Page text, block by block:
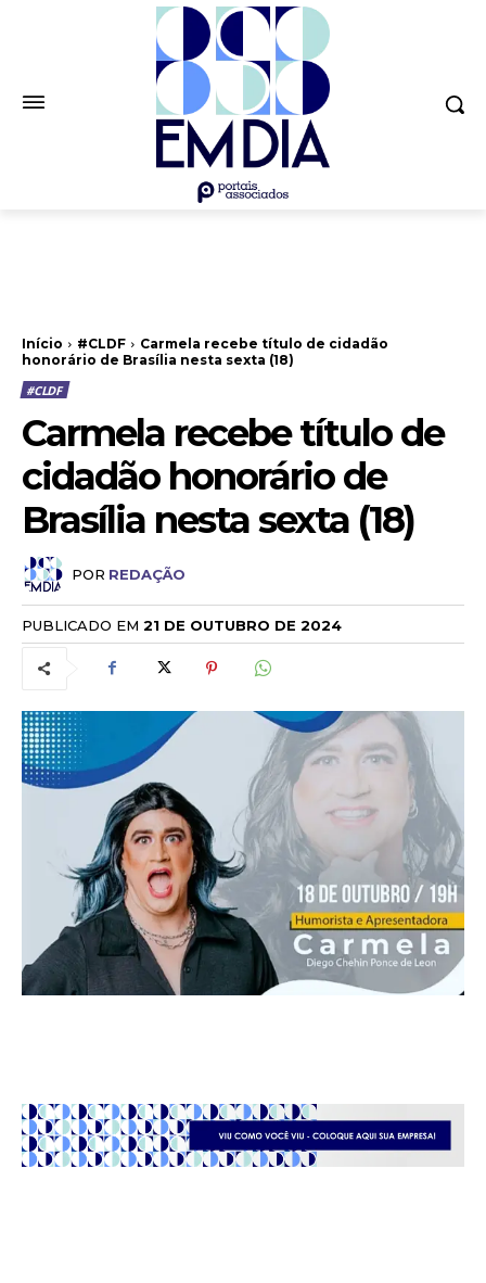
Início #CLDF
Carmela recebe título de cidadão
honorário de Brasília nesta sexta (18)
#CLDF
Carmela recebe título de
cidadão honorário de
Brasília nesta sexta (18)
POR REDAÇÃO
PUBLICADO EM 21 DE OUTUBRO DE 2024